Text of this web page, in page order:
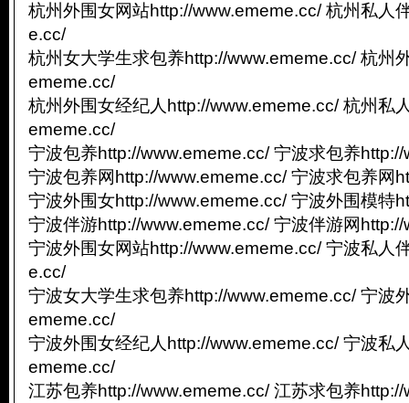
杭州外围女网站http://www.ememe.cc/ 杭州私人
e.cc/
杭州女大学生求包养http://www.ememe.cc/ 杭州
ememe.cc/
杭州外围女经纪人http://www.ememe.cc/ 杭州私
ememe.cc/
宁波包养http://www.ememe.cc/ 宁波求包养
宁波包养网http://www.ememe.cc/ 宁波求包养网
宁波外围女http://www.ememe.cc/ 宁波外围模特
宁波伴游http://www.ememe.cc/ 宁波伴游网
宁波外围女网站http://www.ememe.cc/ 宁波私人
e.cc/
宁波女大学生求包养http://www.ememe.cc/ 宁波
ememe.cc/
宁波外围女经纪人http://www.ememe.cc/ 宁波私
ememe.cc/
江苏包养http://www.ememe.cc/ 江苏求包养